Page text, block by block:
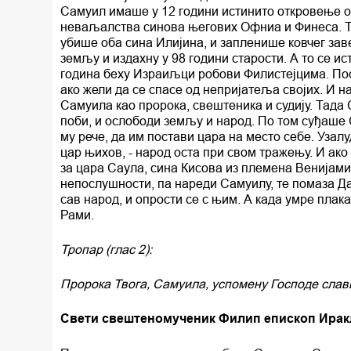
Самуил имаше у 12 години истинито откровење
неваљалства синова његових Офниа и Финеса.
убише оба сина Илијина, и запленише ковчег
земљу и издахну у 98 години старости. А то се
година беху Израиљци робови Филистејцима.
ако жели да се спасе од непријатеља својих. И
Самуила као пророка, свештеника и судију.
поби, и ослободи земљу и народ. По том суђаше
му рече, да им постави цара на место себе.
цар њихов, - народ оста при свом тражењу. И
за цара Саула, сина Кисова из племена
непослушности, па нареди Самуилу, те помаза
сав народ, и опрости се с њим. А када умре
Рами.
Тропар (глас 2):
Пророка Твога, Самуила, успомену Господе
Свети свештеномученик Филип епископ